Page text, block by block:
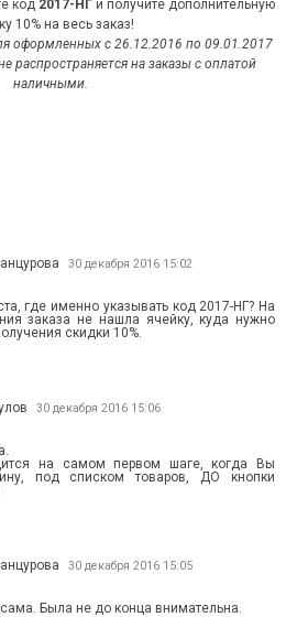
код 2017-НГи получите дополнительную
10% на весь заказ!
оформленных с 26.12.2016 по 09.01.2017
распространяется на заказы с оплатой
наличными.
30 декабря 2016 15:02
где именно указывать код 2017-НГ? На
заказа не нашла ячейку, куда нужно
скидки 10%.
30 декабря 2016 15:06
на самом первом шаге, когда Вы
под списком товаров, ДО кнопки
30 декабря 2016 15:05
Была не до конца внимательна.